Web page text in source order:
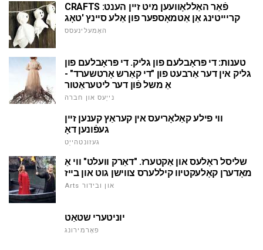
CRAFTS פֿאַר האַללאָוועען מיט זיין הענט:
קריייטינג אַן אַטמאָספער פון אַלע סיינץ 'טאָג
האָמעלינעסס
טענות: די פּראָבלעם פון גליק. די פּראָבלעם פון
גליק אין דער אַרבעט פון "די קאַרש אָרטשערד" -
אַ משל פֿון דער ליטעראַטור
נייַעס און חברה
ווי פילע קאַלאָריעס אין קעראַץ קענען זיין
געפֿונען דאָ
געזונטהייַט
שליסל ראָלעס און אַקטערז. "דאַרק וועלט" ווי אַ
מאָדערן קאָלעקטיוו קיללערס צווישן גוט און בייז
Arts און ובידור
יוניטערי שטאַט
פאָרמירונג